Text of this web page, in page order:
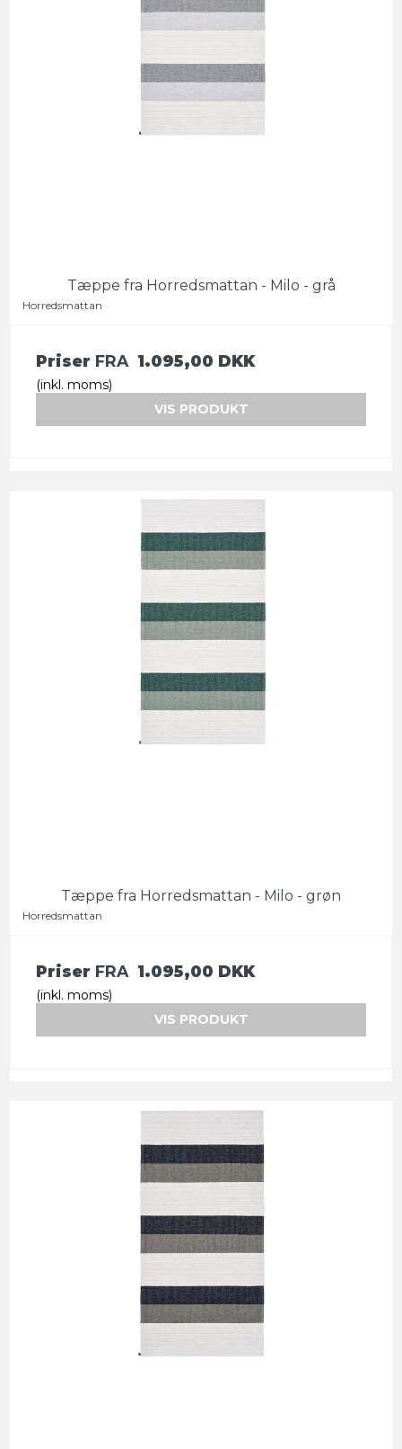
Tæppe fra Horredsmattan - Milo - grå
Horredsmattan
Priser FRA 1.095,00 DKK
(inkl. moms)
VIS PRODUKT
Tæppe fra Horredsmattan - Milo - grøn
Horredsmattan
Priser FRA 1.095,00 DKK
(inkl. moms)
VIS PRODUKT